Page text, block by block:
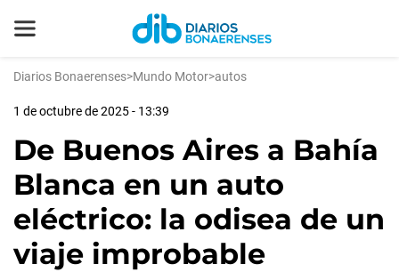
Diarios Bonaerenses>Mundo Motor>autos
1 de octubre de 2025 - 13:39
De Buenos Aires a Bahía
Blanca en un auto
eléctrico: la odisea de un
viaje improbable